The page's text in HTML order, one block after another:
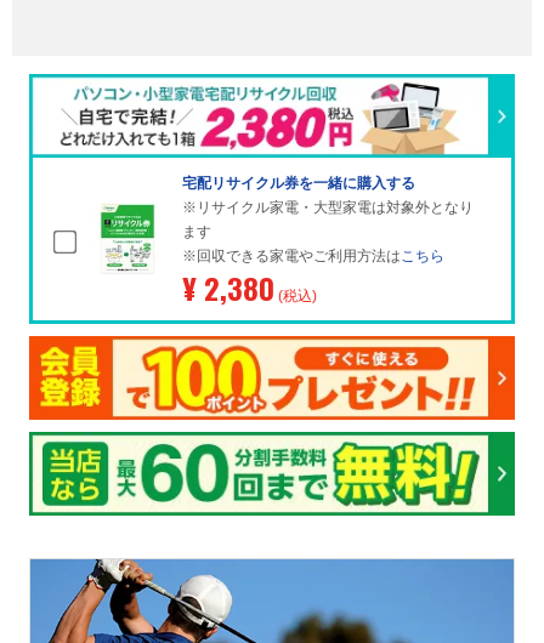
宅配リサイクル券を一緒に購入する
※リサイクル家電・大型家電は対象外となり
ます
※回収できる家電やご利用方法はこちら
¥ 2,380 (税込)